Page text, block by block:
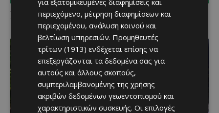
I've read and accept thePrivacy Policy.
περιεχόμενο, μέτρηση διαφημίσεων και
περιεχομένου, ανάλυση κοινού και
βελτίωση υπηρεσιών. Προμηθευτές
τρίτων (1913) ενδέχεται επίσης να
επεξεργάζονται τα δεδομένα σας για
αυτούς και άλλους σκοπούς,
συμπεριλαμβανομένης της χρήσης
ακριβών δεδομένων γεωεντοπισμού και
χαρακτηριστικών συσκευής. Οι επιλογές